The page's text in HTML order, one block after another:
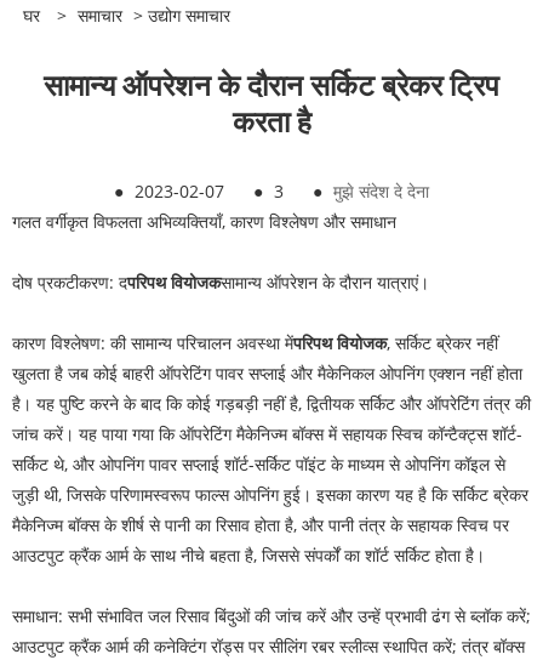
घर > समाचार > उद्योग समाचार
सामान्य ऑपरेशन के दौरान सर्किट ब्रेकर ट्रिप
करता है
● 2023-02-07 ● 3 ● मुझे संदेश दे देना
गलत वर्गीकृत विफलता अभिव्यक्तियाँ, कारण विश्लेषण और समाधान
दोष प्रकटीकरण: दपरिपथ वियोजकसामान्य ऑपरेशन के दौरान यात्राएं।
कारण विश्लेषण: की सामान्य परिचालन अवस्था मेंपरिपथ वियोजक, सर्किट ब्रेकर नहीं
खुलता है जब कोई बाहरी ऑपरेटिंग पावर सप्लाई और मैकेनिकल ओपनिंग एक्शन नहीं होता
है। यह पुष्टि करने के बाद कि कोई गड़बड़ी नहीं है, द्वितीयक सर्किट और ऑपरेटिंग तंत्र की
जांच करें। यह पाया गया कि ऑपरेटिंग मैकेनिज्म बॉक्स में सहायक स्विच कॉन्टैक्ट्स शॉर्ट-
सर्किट थे, और ओपनिंग पावर सप्लाई शॉर्ट-सर्किट पॉइंट के माध्यम से ओपनिंग कॉइल से
जुड़ी थी, जिसके परिणामस्वरूप फाल्स ओपनिंग हुई। इसका कारण यह है कि सर्किट ब्रेकर
मैकेनिज्म बॉक्स के शीर्ष से पानी का रिसाव होता है, और पानी तंत्र के सहायक स्विच पर
आउटपुट क्रैंक आर्म के साथ नीचे बहता है, जिससे संपर्कों का शॉर्ट सर्किट होता है।
समाधान: सभी संभावित जल रिसाव बिंदुओं की जांच करें और उन्हें प्रभावी ढंग से ब्लॉक करें;
आउटपुट क्रैंक आर्म की कनेक्टिंग रॉड्स पर सीलिंग रबर स्लीव्स स्थापित करें; तंत्र बॉक्स